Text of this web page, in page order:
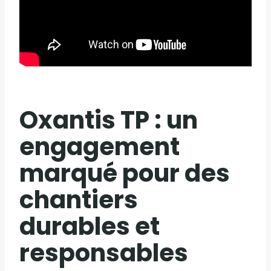
Oxantis TP : un
engagement
marqué pour des
chantiers
durables et
responsables